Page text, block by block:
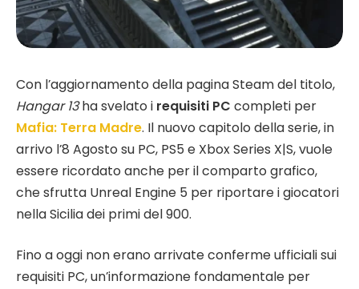
Con l’aggiornamento della pagina Steam del titolo,
Hangar 13ha svelato i requisiti PC completi per
Mafia: Terra Madre. Il nuovo capitolo della serie, in
arrivo l’8 Agosto su PC, PS5 e Xbox Series X|S, vuole
essere ricordato anche per il comparto grafico,
che sfrutta Unreal Engine 5 per riportare i giocatori
nella Sicilia dei primi del 900.
Fino a oggi non erano arrivate conferme ufficiali sui
requisiti PC, un’informazione fondamentale per